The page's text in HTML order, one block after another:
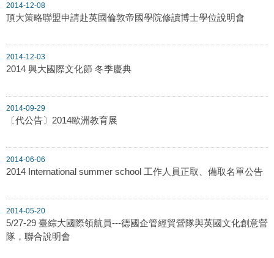
2014-12-08
頂大策略聯盟申請赴英國倫敦帝國學院修讀博士學位說明會
2014-12-03
2014 興大國際文化節 冬季慶典
2014-09-29
〔代公告〕2014歐洲教育展
2014-06-06
2014 International summer school 工作人員正取、備取名單公告
2014-05-20
5/27-29 臺綜大國際領航員---德國企管經貿營隊與英國文化創意營
隊，聯合說明會